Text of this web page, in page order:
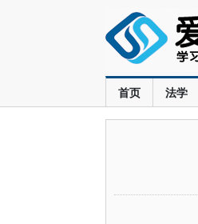
首页 法学